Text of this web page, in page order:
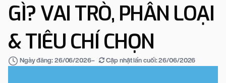
GÌ? VAI TRÒ, PHÂN LOẠI
& TIÊU CHÍ CHỌN
Ngày đăng: 26/06/2026– Cập nhật lần cuối:26/06/2026